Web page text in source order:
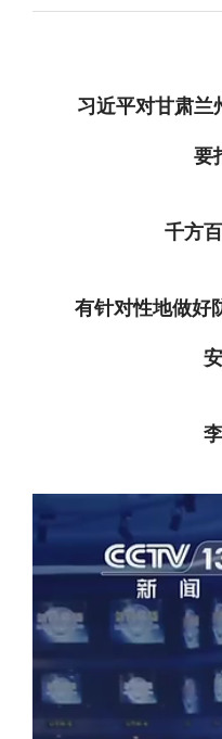
习近平对甘肃兰
要
千方
有针对性地做好